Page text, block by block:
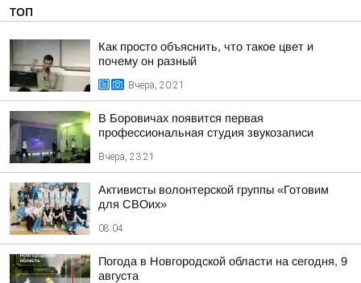
ТОП
Как просто объяснить, что такое цвет и
почему он разный
Вчера, 20:21
В Боровичах появится первая
профессиональная студия звукозаписи
Вчера, 23:21
Активисты волонтерской группы «Готовим
для СВОих»
08:04
Погода в Новгородской области на сегодня, 9
августа